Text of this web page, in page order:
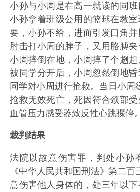
小孙与小周是在高一就读的同班
小孙拿着班级公用的篮球在教
要，小孙不给，进而引发口角
肘击打小周的脖子，又用胳膊
小周摔倒在地，小周摔了个趔趄
被同学分开后，小周忽然倒地
同学对小周进行抢救。当日小周
抢救无效死亡，死因符合颈部
血管压力感受器致反性心跳骤停。
裁判结果
法院以故意伤害罪，判处小孙
《中华人民共和国刑法》第二百
意伤害他人身体的，处三年以